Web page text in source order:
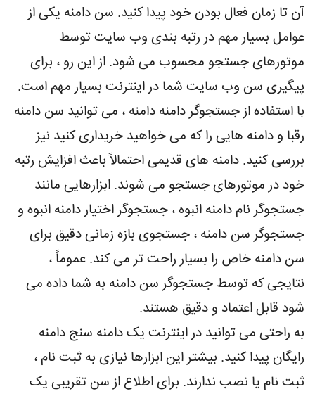
آن تا زمان فعال بودن خود پیدا کنید. سن دامنه یکی از
عوامل بسیار مهم در رتبه بندی وب سایت توسط
موتورهای جستجو محسوب می شود. از این رو ، برای
پیگیری سن وب سایت شما در اینترنت بسیار مهم است.
با استفاده از جستجوگر دامنه دامنه ، می توانید سن دامنه
رقبا و دامنه هایی را که می خواهید خریداری کنید نیز
بررسی کنید. دامنه های قدیمی احتمالاً باعث افزایش رتبه
خود در موتورهای جستجو می شوند. ابزارهایی مانند
جستجوگر نام دامنه انبوه ، جستجوگر اختیار دامنه انبوه و
جستجوگر سن دامنه ، جستجوی بازه زمانی دقیق برای
سن دامنه خاص را بسیار راحت تر می کند. عموماً ،
نتایجی که توسط جستجوگر سن دامنه به شما داده می
شود قابل اعتماد و دقیق هستند.
به راحتی می توانید در اینترنت یک دامنه سنج دامنه
رایگان پیدا کنید. بیشتر این ابزارها نیازی به ثبت نام ،
ثبت نام یا نصب ندارند. برای اطلاع از سن تقریبی یک